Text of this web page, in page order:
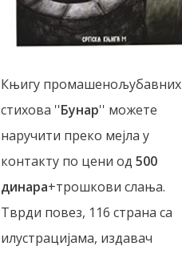
Књигу промашенољубавних
стихова ''Бунар'' можете
наручити преко мејла у
контакту по цени од 500
динара+трошкови слања.
Тврди повез, 116 страна са
илустрацијама, издавач